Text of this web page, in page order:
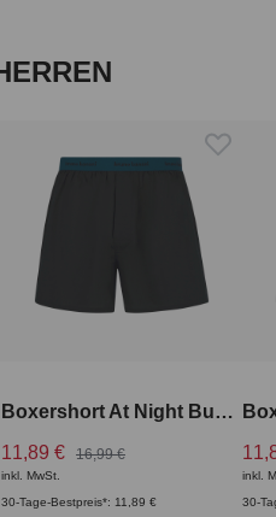
5 von 5 Sternen
Boxershort At Night Bund aussen
11,89 €
16,99 €
inkl. MwSt.
30-Tage-Bestpreis*: 11,89 €
inkl.
30-